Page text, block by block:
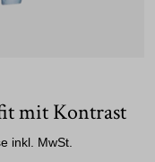
mit Kontrast
inkl. MwSt.